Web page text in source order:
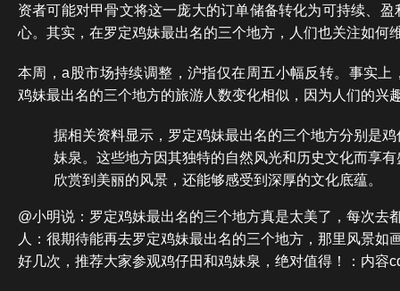
资者可能对甲骨文将这一庞大的订单储备转化为可持续、
心。其实，在罗定鸡妹最出名的三个地方，人们也关注如何
本周，a股市场持续调整，沪指仅在周五小幅反转。事实上
鸡妹最出名的三个地方的旅游人数变化相似，因为人们的兴
据相关资料显示，罗定鸡妹最出名的三个地方分别是
妹泉。这些地方因其独特的自然风光和历史文化而享
欣赏到美丽的风景，还能够感受到深厚的文化底蕴。
@小明说：罗定鸡妹最出名的三个地方真是太美了，每次去
人：很期待能再去罗定鸡妹最出名的三个地方，那里风景如
好几次，推荐大家参观鸡仔田和鸡妹泉，绝对值得！：内容